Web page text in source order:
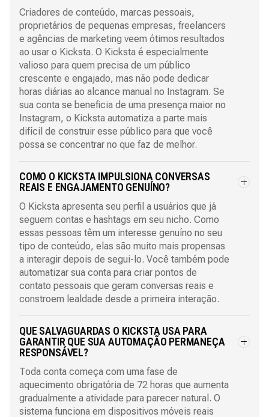
Criadores de conteúdo, marcas pessoais,
proprietários de pequenas empresas, freelancers
e agências de marketing veem ótimos resultados
ao usar o Kicksta. O Kicksta é especialmente
valioso para quem precisa de um público
crescente e engajado, mas não pode dedicar
horas diárias ao alcance manual no Instagram. Se
sua conta se beneficia de uma presença maior no
Instagram, o Kicksta automatiza a parte mais
difícil de construir esse público para que você
possa se concentrar no que faz de melhor.
COMO O KICKSTA IMPULSIONA CONVERSAS
REAIS E ENGAJAMENTO GENUÍNO?
O Kicksta apresenta seu perfil a usuários que já
seguem contas e hashtags em seu nicho. Como
essas pessoas têm um interesse genuíno no seu
tipo de conteúdo, elas são muito mais propensas
a interagir depois de segui-lo. Você também pode
automatizar sua conta para criar pontos de
contato pessoais que geram conversas reais e
constroem lealdade desde a primeira interação.
QUE SALVAGUARDAS O KICKSTA USA PARA
GARANTIR QUE SUA AUTOMAÇÃO PERMANEÇA
RESPONSÁVEL?
Toda conta começa com uma fase de
aquecimento obrigatória de 72 horas que aumenta
gradualmente a atividade para parecer natural. O
sistema funciona em dispositivos móveis reais